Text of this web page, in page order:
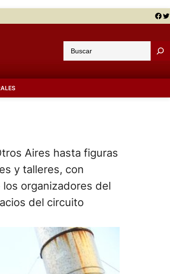
Facebook Twitter
u
a
Aires hasta figuras
y talleres, con
los organizadores del
del circuito